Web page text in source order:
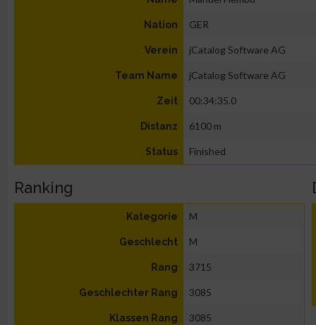
Nation GER
Verein jCatalog Software AG
Team Name jCatalog Software AG
Zeit 00:34:35.0
Distanz 6100 m
Status Finished
Ranking
Kategorie M
Geschlecht M
Rang 3715
Geschlechter Rang 3085
Klassen Rang 3085